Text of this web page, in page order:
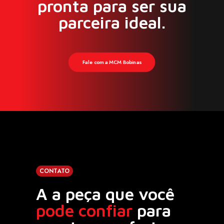
pronta para ser sua
parceira ideal.
Fale com a MCM Bobinas
CONTATO
A a peça que você
pode confiar para